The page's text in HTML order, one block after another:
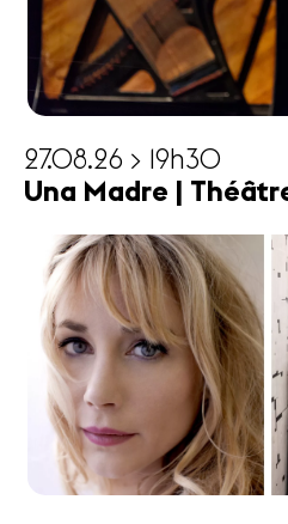
27.08.26 > 19h30
Una Madre |